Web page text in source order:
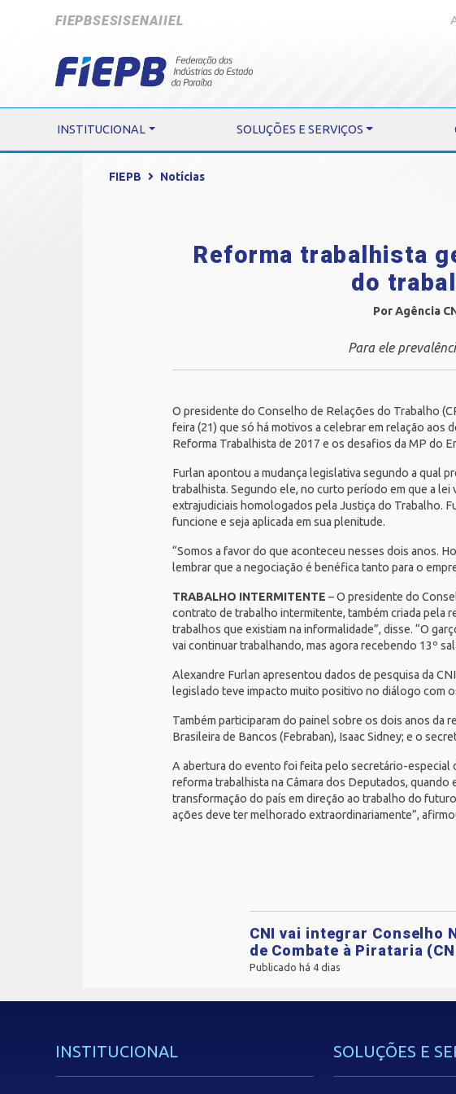
FIEPBSESISENAIIEL
INSTITUCIONAL SOLUÇÕES E SERVIÇOS
FIEPB Notícias
Reforma trabalhista
do
Por Agência
Para ele
O presidente do Conselho de Relações do Trabalho
feira (21) que só há motivos a celebrar em relação aos
Reforma Trabalhista de 2017 e os desafios da MP do
Furlan apontou a mudança legislativa segundo a qual
trabalhista. Segundo ele, no curto período em que a
extrajudiciais homologados pela Justiça do Trabalho.
funcione e seja aplicada em sua plenitude.
“Somos a favor do que aconteceu nesses dois anos.
lembrar que a negociação é benéfica tanto para o
TRABALHO INTERMITENTE – O presidente do
contrato de trabalho intermitente, também criada pela
trabalhos que existiam na informalidade”, disse. “O
vai continuar trabalhando, mas agora recebendo 13º
Alexandre Furlan apresentou dados de pesquisa da
legislado teve impacto muito positivo no diálogo com
Também participaram do painel sobre os dois anos
Brasileira de Bancos (Febraban), Isaac Sidney; e o
A abertura do evento foi feita pelo secretário-especial
reforma trabalhista naCâmara dos Deputados, quando
transformação do país em direção ao trabalho do
ações deve ter melhorado extraordinariamente”,
CNI vai integrar Conselho
de Combate à Pirataria
Publicado há 4 dias
INSTITUCIONAL SOLUÇÕES E